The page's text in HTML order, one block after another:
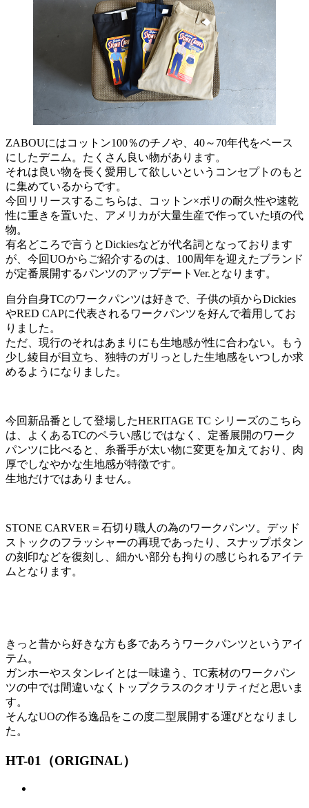
ZABOUにはコットン100％のチノや、40～70年代をベース
にしたデニム。たくさん良い物があります。
それは良い物を長く愛用して欲しいというコンセプトのもと
に集めているからです。
今回リリースするこちらは、コットン×ポリの耐久性や速乾
性に重きを置いた、アメリカが大量生産で作っていた頃の代
物。
有名どころで言うとDickiesなどが代名詞となっております
が、今回UOからご紹介するのは、100周年を迎えたブランド
が定番展開するパンツのアップデートVer.となります。
自分自身TCのワークパンツは好きで、子供の頃からDickies
やRED CAPに代表されるワークパンツを好んで着用してお
りました。
ただ、現行のそれはあまりにも生地感が性に合わない。もう
少し綾目が目立ち、独特のガリっとした生地感をいつしか求
めるようになりました。
今回新品番として登場したHERITAGE TC シリーズのこちら
は、よくあるTCのペラい感じではなく、定番展開のワーク
パンツに比べると、糸番手が太い物に変更を加えており、肉
厚でしなやかな生地感が特徴です。
生地だけではありません。
STONE CARVER＝石切り職人の為のワークパンツ。デッド
ストックのフラッシャーの再現であったり、スナップボタン
の刻印などを復刻し、細かい部分も拘りの感じられるアイテ
ムとなります。
きっと昔から好きな方も多であろうワークパンツというアイ
テム。
ガンホーやスタンレイとは一味違う、TC素材のワークパン
ツの中では間違いなくトップクラスのクオリティだと思いま
す。
そんなUOの作る逸品をこの度二型展開する運びとなりまし
た。
HT-01（ORIGINAL）